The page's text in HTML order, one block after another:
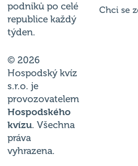
podniků po celé
republice každý
týden.
© 2026
Hospodský kvíz
s.r.o. je
provozovatelem
Hospodského
kvízu. Všechna
práva
vyhrazena.
Chci se